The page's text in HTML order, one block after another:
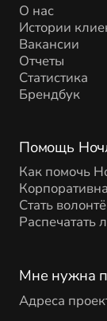
О нас
Истории
Вакансии
Отчеты
Статистика
Брендбук
Помощь
Как помочь
Стать
Распечатать
Мне нужна
Адреса